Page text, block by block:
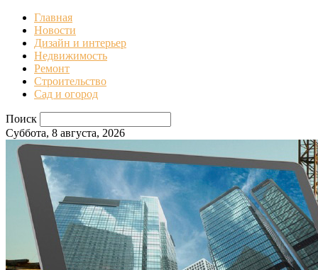
Главная
Новости
Дизайн и интерьер
Недвижимость
Ремонт
Строительство
Сад и огород
Поиск
Суббота, 8 августа, 2026